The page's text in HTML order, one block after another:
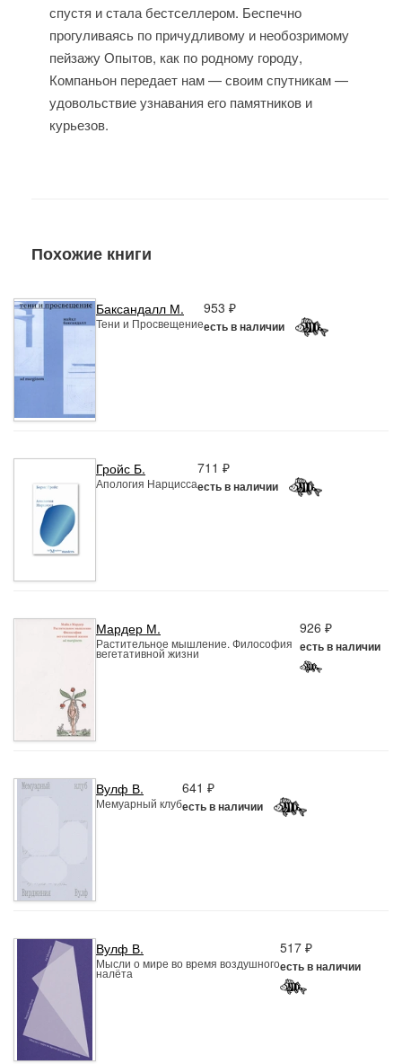
спустя и стала бестселлером. Беспечно
прогуливаясь по причудливому и необозримому
пейзажу Опытов, как по родному городу,
Компаньон передает нам — своим спутникам —
удовольствие узнавания его памятников и
курьезов.
Похожие книги
Баксандалл М.
Тени и Просвещение
953 ₽
есть в наличии
Гройс Б.
Апология Нарцисса
711 ₽
есть в наличии
Мардер М.
Растительное мышление. Философия
вегетативной жизни
926 ₽
есть в наличии
Вулф В.
Мемуарный клуб
641 ₽
есть в наличии
Вулф В.
Мысли о мире во время воздушного
налёта
517 ₽
есть в наличии